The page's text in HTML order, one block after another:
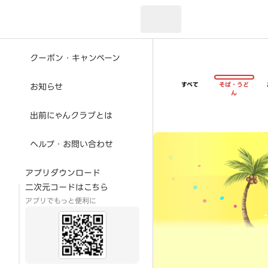
クーポン・キャンペーン
お知らせ
出前にゃんクラブとは
ヘルプ・お問い合わせ
アプリダウンロード
二次元コードはこちら
アプリでもっと便利に
すべて
そば・うど
ん
超ゴイゴイヤスー夏祭